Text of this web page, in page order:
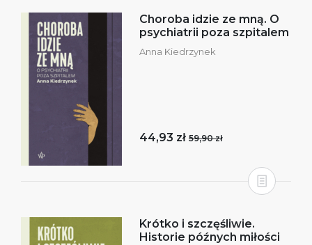
Choroba idzie ze mną. O
psychiatrii poza szpitalem
Anna Kiedrzynek
44,93 zł 59,90 zł
Krótko i szczęśliwie.
Historie późnych miłości